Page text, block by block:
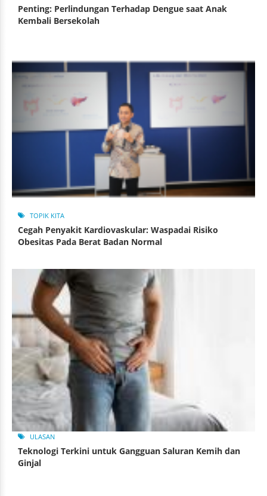
Penting: Perlindungan Terhadap Dengue saat Anak
Kembali Bersekolah
TOPIK KITA
Cegah Penyakit Kardiovaskular: Waspadai Risiko
Obesitas Pada Berat Badan Normal
ULASAN
Teknologi Terkini untuk Gangguan Saluran Kemih dan
Ginjal